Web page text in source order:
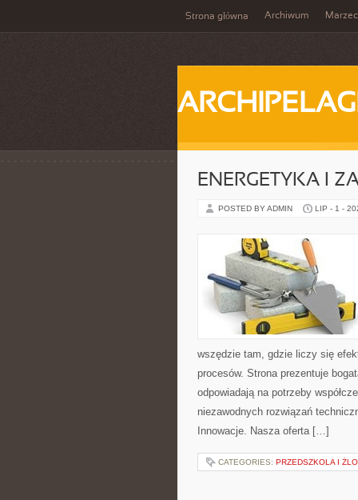
Strona główna Archiwum Marzec
ENERGETYKA I
POSTED BY ADMIN LIP - 1 -
wszędzie tam, gdzie liczy się
procesów. Strona prezentuje
odpowiadają na potrzeby
niezawodnych rozwiązań
Innowacje. Nasza oferta […]
CATEGORIES: PRZEDSZKOLA I